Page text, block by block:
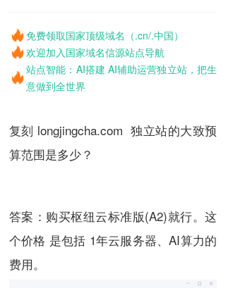
免费领取国家顶级域名（.cn/.中国）
欢迎加入国家域名信源站点导航
站点智能：AI搭建 AI辅助运营独立站，把生
意做到全世界
复刻 longjingcha.com 独立站的大致预
算范围是多少？
答案：购买枢纽云标准版(A2)就行。这
个价格 是包括 1年云服务器、AI算力的
费用。